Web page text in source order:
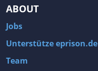
ABOUT
Jobs
Unterstütze eprison.de
Team